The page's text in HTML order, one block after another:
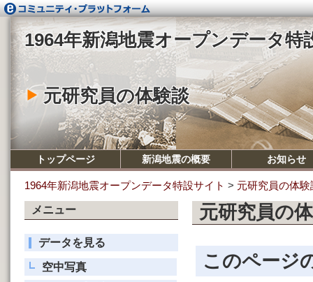
元研究員の体験談
1964年新潟地震オープンデータ特
トップページ 新潟地震の概要 お知らせ
1964年新潟地震オープンデータ特設サイト > 元研究員の体験
メニュー
データを見る
空中写真
元研究員の
このページ